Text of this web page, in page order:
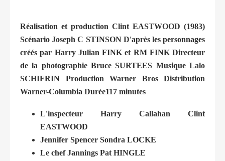
Réalisation et production Clint EASTWOOD (1983)
Scénario Joseph C STINSON D'après les personnages
créés par Harry Julian FINK et RM FINK Directeur
de la photographie Bruce SURTEES Musique Lalo
SCHIFRIN Production Warner Bros Distribution
Warner-Columbia Durée117 minutes
L'inspecteur Harry Callahan Clint
EASTWOOD
Jennifer Spencer Sondra LOCKE
Le chef Jannings Pat HINGLE